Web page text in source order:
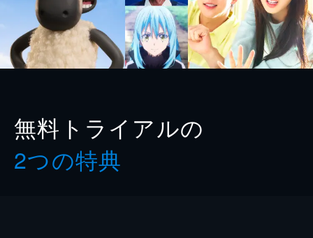
無料トライアルの
2つの特典